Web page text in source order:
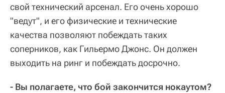
свой технический арсенал. Его очень хорошо
"ведут", и его физические и технические
качества позволяют побеждать таких
соперников, как Гильермо Джонс. Он должен
выходить на ринг и побеждать досрочно.
- Вы полагаете, что бой закончится нокаутом?